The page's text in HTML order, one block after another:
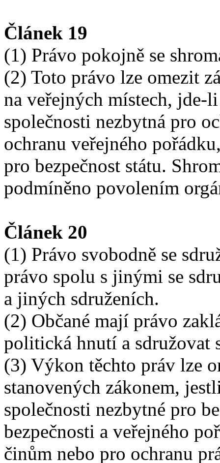
Článek 19
(1) Právo pokojně se
(2) Toto právo lze omezit
na veřejných místech, jde-
společnosti nezbytná pro
ochranu veřejného
pro bezpečnost státu.
podmíněno povolením
Článek 20
(1) Právo svobodně se
právo spolu s jinými se
a jiných sdruženích.
(2) Občané mají právo
politická hnutí a sdružovat
(3) Výkon těchto práv lze
stanovených zákonem,
společnosti nezbytné pro
bezpečnosti a veřejného
činům nebo pro ochranu